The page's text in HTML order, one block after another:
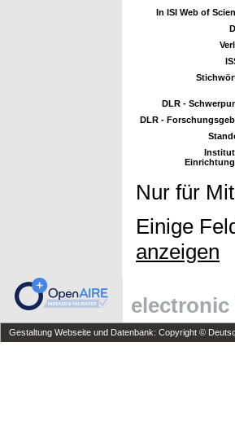
In ISI Web of
DLR -
DLR -
Nur für
Einige
anzeigen
Gestaltung Webseite und Datenbank: Copyright ©